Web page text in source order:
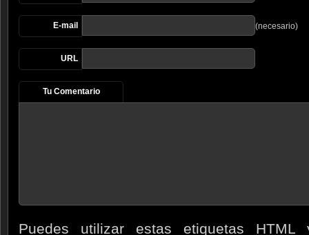
E-mail (necesario)
URL
Tu Comentario
Puedes utilizar estas etiquetas HTML